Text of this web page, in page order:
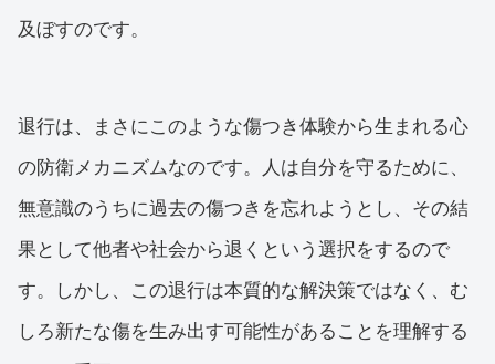
及ぼすのです。
退行は、まさにこのような傷つき体験から生まれる心
の防衛メカニズムなのです。人は自分を守るために、
無意識のうちに過去の傷つきを忘れようとし、その結
果として他者や社会から退くという選択をするので
す。しかし、この退行は本質的な解決策ではなく、む
しろ新たな傷を生み出す可能性があることを理解する